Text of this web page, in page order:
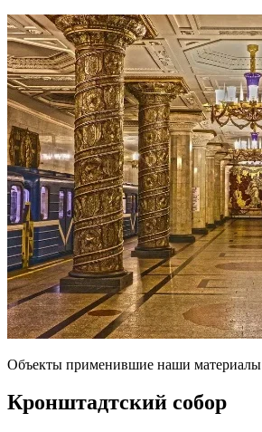
Объекты применившие наши материалы
Кронштадтский собор